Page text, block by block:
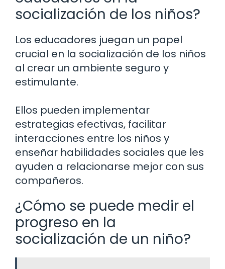
socialización de los niños?
Los educadores juegan un papel
crucial en la socialización de los niños
al crear un ambiente seguro y
estimulante.
Ellos pueden implementar
estrategias efectivas, facilitar
interacciones entre los niños y
enseñar habilidades sociales que les
ayuden a relacionarse mejor con sus
compañeros.
¿Cómo se puede medir el
progreso en la
socialización de un niño?